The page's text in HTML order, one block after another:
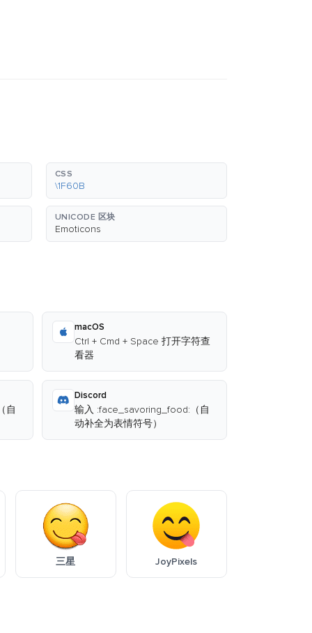
CSS
\1F60B
UNICODE 区块
Emoticons
macOS
Ctrl + Cmd + Space 打开字符查
看器
自
Discord
输入 :face_savoring_food:（自
动补全为表情符号）
三星 JoyPixels